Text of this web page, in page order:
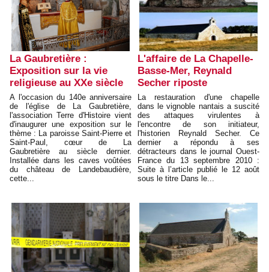
La Gaubretière :
Exposition sur la vie
religieuse au XXe siècle
A l'occasion du 140e anniversaire
de l'église de La Gaubretière,
l'association Terre d'Histoire vient
d'inaugurer une exposition sur le
thème : La paroisse Saint-Pierre et
Saint-Paul, cœur de La
Gaubretière au siècle dernier.
Installée dans les caves voûtées
du château de Landebaudière,
cette...
L'affaire de La Chapelle-
Basse-Mer, Reynald
Secher riposte
La restauration d'une chapelle
dans le vignoble nantais a suscité
des attaques virulentes à
l'encontre de son initiateur,
l'historien Reynald Secher. Ce
dernier a répondu à ses
détracteurs dans le journal Ouest-
France du 13 septembre 2010 :
Suite à l’article publié le 12 août
sous le titre Dans le...